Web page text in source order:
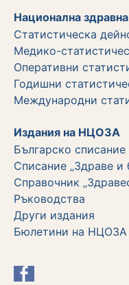
Национална
Статистическа
Медико-
Оперативни
Годишни
Международни
Издания на НЦОЗА
Българско
Списание „Здраве и
Справочник
Ръководства
Други издания
Бюлетини на НЦОЗА